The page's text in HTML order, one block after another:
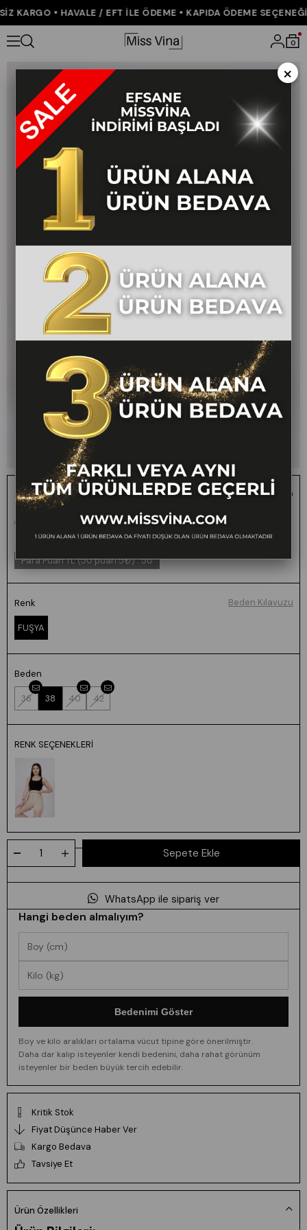
KARGO • HAVALE / EFT İLE ÖDEME • KAPIDA ÖDEME SEÇENEĞİ
0
Anasayfa KOLEKSİYON ALT GİYİM Ön Cepli Çiçek Desenli Kısa
Ön Cepli Çiçek Desenli Kısa Şort 30084
₺1.000,00 ₺499,00 50
1 ALANA 1 BEDAVA -
FARKLI VEYA AYNI TÜM
ÜRÜNLERDE GEÇERLİ
Para Puan TL (50 puan 5₺):50
Renk
FUŞYA
Beden
36 38 40 42
Beden Kılavuzu
RENK SEÇENEKLERI
WhatsApp ile sipariş ver
Hangi beden almalıyım?
Bedenimi Göster
Boy ve kilo aralıkları ortalama vücut tipine göre önerilmiştir.
Daha dar kalıp isteyenler kendi bedenini, daha rahat görünüm
isteyenler bir beden büyük tercih edebilir.
Kritik Stok
Fiyat Düşünce Haber Ver
Kargo Bedava
Tavsiye Et
Ürün Özellikleri
×